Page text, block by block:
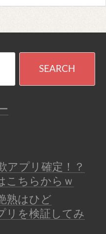
アプリ確定！？
こちらからｗ
熟はひど
リを検証してみ